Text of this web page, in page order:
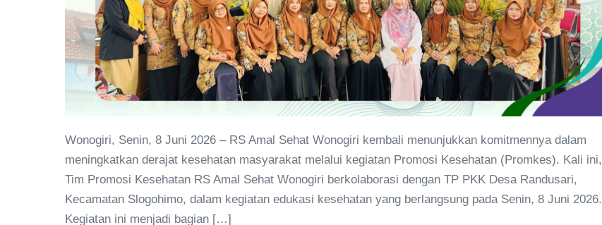
Wonogiri, Senin, 8 Juni 2026 – RS Amal Sehat Wonogiri kembali menunjukkan komitmennya dalam
meningkatkan derajat kesehatan masyarakat melalui kegiatan Promosi Kesehatan (Promkes). Kali ini,
Tim Promosi Kesehatan RS Amal Sehat Wonogiri berkolaborasi dengan TP PKK Desa Randusari,
Kecamatan Slogohimo, dalam kegiatan edukasi kesehatan yang berlangsung pada Senin, 8 Juni 2026.
Kegiatan ini menjadi bagian […]